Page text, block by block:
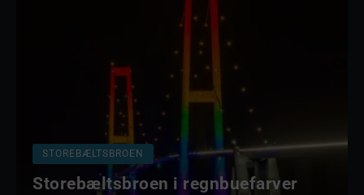
STOREBÆLTSBROEN
Storebæltsbroen i regnbuefarver